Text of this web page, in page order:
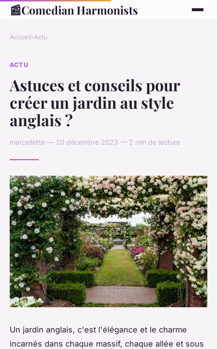
📰Comedian Harmonists
Accueil›Actu
ACTU
Astuces et conseils pour
créer un jardin au style
anglais ?
marcellette — 20 décembre 2023 — 2 min de lecture
Un jardin anglais, c'est l'élégance et le charme
incarnés dans chaque massif, chaque allée et sous